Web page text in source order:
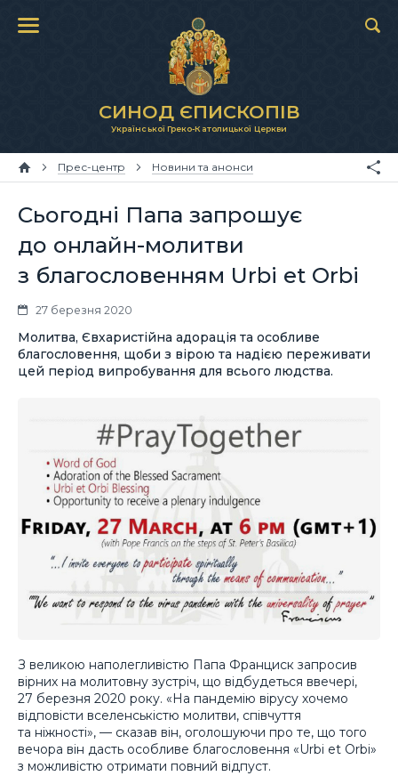
СИНОД ЄПИСКОПІВ
Української Греко-Католицької Церкви
Прес-центр Новини та анонси
Сьогодні Папа запрошує
до онлайн-молитви
з благословенням Urbi et Orbi
27 березня 2020
Молитва, Євхаристійна адорація та особливе
благословення, щоби з вірою та надією переживати
цей період випробування для всього людства.
З великою наполегливістю Папа Франциск запросив
вірних на молитовну зустріч, що відбудеться ввечері,
27 березня 2020 року. «На пандемію вірусу хочемо
відповісти вселенськістю молитви, співчуття
та ніжності», — сказав він, оголошуючи про те, що того
вечора він дасть особливе благословення «Urbi et Orbi»
з можливістю отримати повний відпуст.